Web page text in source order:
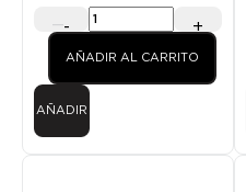
- +
AÑADIR AL CARRITO
AÑADIR